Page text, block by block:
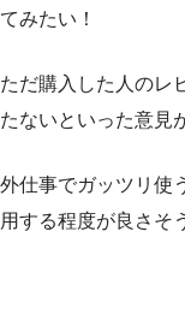
てみたい！
ただ購入した人の
たないといった意見
外仕事でガッツリ使
用する程度が良さそ